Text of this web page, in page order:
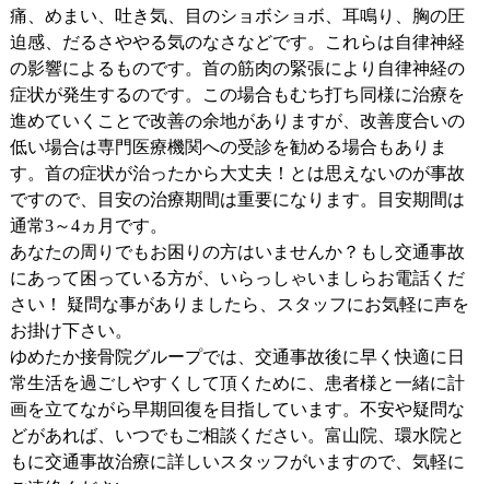
痛、めまい、吐き気、目のショボショボ、耳鳴り、胸の圧
迫感、だるさややる気のなさなどです。これらは自律神経
の影響によるものです。首の筋肉の緊張により自律神経の
症状が発生するのです。この場合もむち打ち同様に治療を
進めていくことで改善の余地がありますが、改善度合いの
低い場合は専門医療機関への受診を勧める場合もありま
す。首の症状が治ったから大丈夫！とは思えないのが事故
ですので、目安の治療期間は重要になります。目安期間は
通常3～4ヵ月です。
あなたの周りでもお困りの方はいませんか？もし交通事故
にあって困っている方が、いらっしゃいましらお電話くだ
さい！ 疑問な事がありましたら、スタッフにお気軽に声を
お掛け下さい。
ゆめたか接骨院グループでは、交通事故後に早く快適に日
常生活を過ごしやすくして頂くために、患者様と一緒に計
画を立てながら早期回復を目指しています。不安や疑問な
どがあれば、いつでもご相談ください。富山院、環水院と
もに交通事故治療に詳しいスタッフがいますので、気軽に